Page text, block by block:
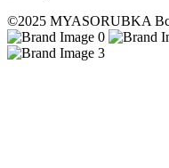
©2025 MYASORUBKA